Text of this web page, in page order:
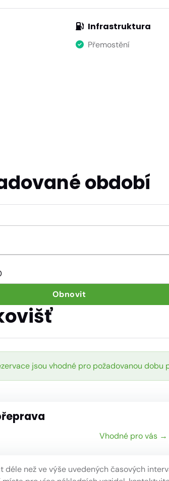
Infrastruktura
Přemostění
období
Obnovit
jsou vhodné pro požadovanou dobu
Vhodné pro vás →
déle než ve výše uvedených časových